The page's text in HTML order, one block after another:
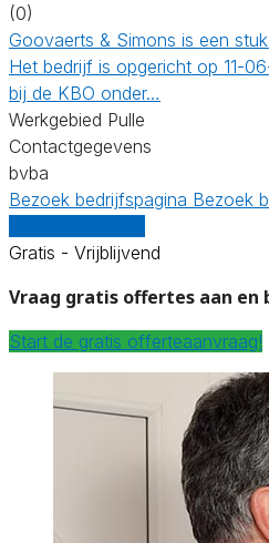
(0)
Goovaerts & Simons is een
Het bedrijf is opgericht op 11-
bij de KBO onder…
Werkgebied Pulle
Contactgegevens
bvba
Bezoek bedrijfspagina Bezoek
Gratis - Vrijblijvend
Vraag gratis offertes aan en
Start de gratis offerteaanvraag!